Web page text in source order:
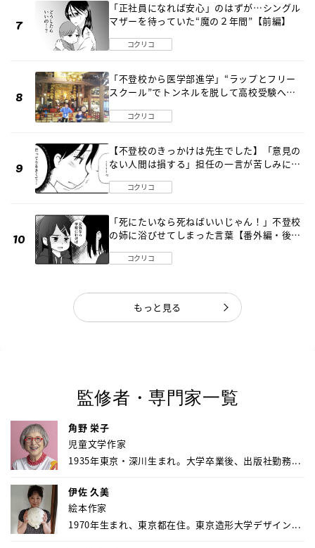
「正社員になれば安心」のはずが…シングル
マザーを待っていた“魔の２年間”【前編】
コクリコ
「不登校から医学部進学」“ラップとフリー
スクール”でトンネルを脱して高校受験へ
コクリコ
【不登校のきっかけは先生でした】「意見の
ない人間は損する」担任の一言が苦しみに…
コクリコ
「死にたいなら死ねばいいじゃん！」不登校
の姉に浴びせてしまった言葉【番外編・後
コクリコ
もっと見る
監修者・専門家一覧
角野 栄子
児童文学作家
1935年東京・深川生まれ。大学卒業後、出版社勤務...
伊佐 久美
絵本作家
1970年生まれ、東京都在住。東京造形大学デザイン...